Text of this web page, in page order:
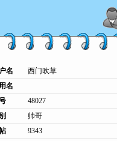
名
西门吹草
名
48027
帅哥
9343